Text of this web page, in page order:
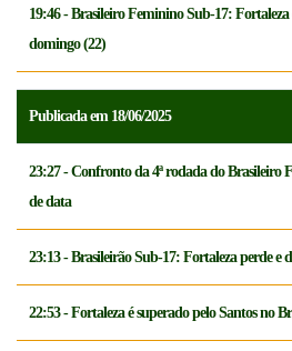
19:46 - Brasileiro Feminino Sub-17:
domingo (22)
Publicada em 18/06/2025
23:27 - Confronto da 4ª rodada do Brasileiro
de data
23:13 - Brasileirão Sub-17: Fortaleza perde e
22:53 - Fortaleza é superado pelo Santos no